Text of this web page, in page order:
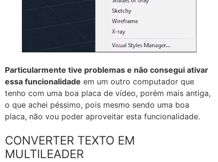
Particularmente tive problemas e não consegui ativar
essa funcionalidade em um outro computador que
tenho com uma boa placa de vídeo, porém mais antiga,
o que achei péssimo, pois mesmo sendo uma boa
placa, não vou poder aproveitar esta funcionalidade.
CONVERTER TEXTO EM
MULTILEADER